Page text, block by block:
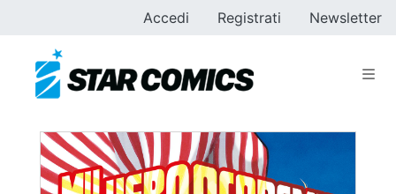
Accedi Registrati Newsletter